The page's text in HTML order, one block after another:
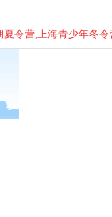
令营,上海青少年冬令